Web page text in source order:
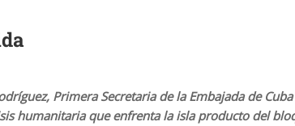
Primera Secretaria de la Embajada de
humanitaria que enfrenta la isla producto del